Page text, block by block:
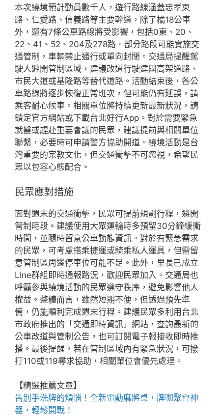
本次繞境預計動員數千人，遊行路線涵蓋忠孝東
路、仁愛路、信義路等主要幹道，除了橘18公車
外，還有7條公車路線將受影響，包括0東、20、
22、41、52、204及278路。部分路段可能實施交
通管制，車輛禁止通行或單向封閉。交通局提醒駕
駛人避開管制區域，建議改道行駛建國高架道路、
市民大道或基隆路等替代道路。活動結束後，各公
車路線將逐步恢復正常班次，但可能仍有延誤，請
乘客耐心候車。相關單位將持續更新最新狀況，請
鎖定官方網站或下載台北好行App。對於需要緊急
就醫或趕赴重要會議的民眾，建議提前與相關單位
聯繫，必要時可申請警方協助開道。繞境活動是台
灣重要的宗教文化，但交通衝擊不可忽視，希望民
眾以包容心態配合。
民眾應對措施
面對週末的交通衝擊，民眾可提前規劃行程，避開
管制時段。建議使用大眾運輸時多預留30分鐘緩衝
時間，並隨時留意公車動態資訊。對於有緊急需求
的民眾，可考慮搭乘捷運或騎乘私人運具，但需留
意管制區周邊停車位可能不足。此外，里長已成立
Line群組即時通報路況，歡迎民眾加入。交通局也
呼籲參與繞境活動的民眾遵守秩序，避免影響他人
權益。整體而言，雖然短期不便，但透過預先準
備，仍能順利完成週末行程。建議民眾多利用台北
市政府推出的「交通即時資訊」網站，查詢最新的
公車改道與管制公告，也可訂閱電子報接收即時推
播。最後提醒，若在管制區域內有緊急狀況，可撥
打110或119尋求協助，相關單位會優先處理。
【精選推薦文章】
告別手洗牌的煩惱！全新電動麻將桌 ，牌咖聚會神
器，輕鬆開戰！